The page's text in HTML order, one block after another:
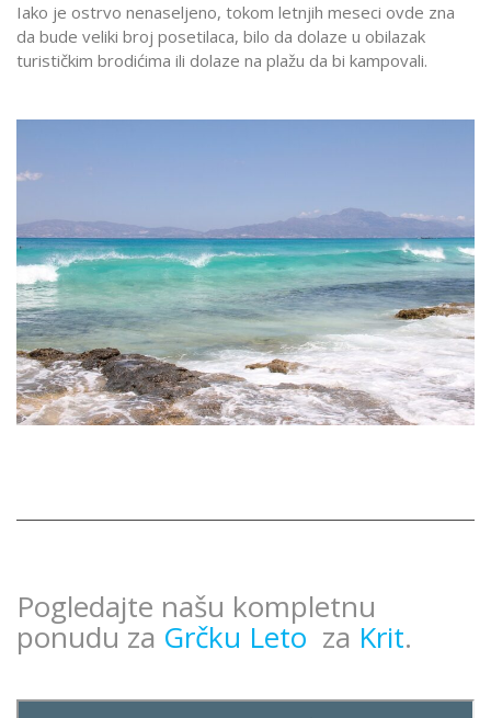
Iako je ostrvo nenaseljeno, tokom letnjih meseci ovde zna
da bude veliki broj posetilaca, bilo da dolaze u obilazak
turističkim brodićima ili dolaze na plažu da bi kampovali.
Pogledajte našu kompletnu
ponudu za Grčku Leto za Krit.